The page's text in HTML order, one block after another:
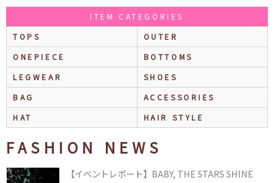
ITEM CATEGORIES
TOPS
OUTER
ONEPIECE
BOTTOMS
LEGWEAR
SHOES
BAG
ACCESSORIES
HAT
HAIR STYLE
FASHION NEWS
【イベントレポート】BABY, THE STARS SHINE